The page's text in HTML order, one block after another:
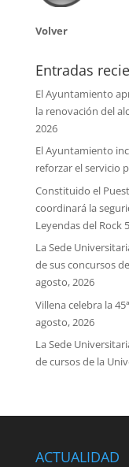
Volver
Entradas
El Ayuntamiento
la renovación del
2026
El Ayuntamiento
reforzar el servicio
Constituido el
coordinará la
Leyendas del Rock
La Sede
de sus concursos
agosto, 2026
Villena celebra la
agosto, 2026
La Sede
de cursos de la
ACTUALIDAD